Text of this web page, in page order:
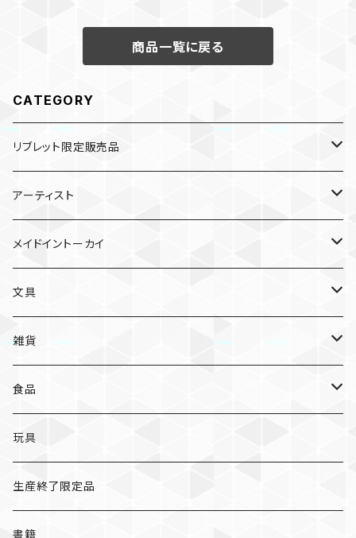
商品一覧に戻る
CATEGORY
リブレット限定販売品
雑貨
ガチャガチャ
入浴料
スリッパ
食品
ラーメン
カレー
文具
ペンケース
メモパッド
アーティスト
村田夏佳
入浴料
ガチャガチャ
NAMIKO
オトンノアトリエ
むらまつしおり
ますこえり
柳原良平
荒井良二
メイドイントーカイ
愛知
岐阜
三重
静岡
文具
ポストカード/カード
クリアファイル
レターセット
そえぶみ箋/遊び箋/小文箋
そえぶみ箋
ポチ袋
雑貨
猫ちゃんアルファベットチャーム
A
B
入浴料
ガチャガチャ
ピンバッジ/缶バッジ
食品
カレー
ラーメン
お菓子
玩具
生産終了限定品
書籍